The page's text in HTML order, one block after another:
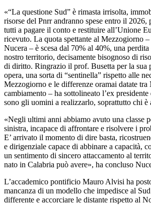
«“La questione Sud” è rimasta irrisolta,
risorse del Pnrr andranno spese entro il 2026,
tutti a pagare il conto e restituire all’Unione
ricevuto. La quota spettante al Mezzogiorno
Nucera – è scesa dal 70% al 40%, una
nostro territorio, decisamente bisognoso di
di diritto. Ringrazio il prof. Busetta per la sua
opera, una sorta di “sentinella” rispetto alle
Mezzogiorno e le differenze oramai datate
cambiamento – ha sottolineato l’ex
sono gli uomini a realizzarlo, soprattutto chi è
«Negli ultimi anni abbiamo avuto una classe
sinistra, incapace di affrontare e risolvere i
E’ arrivato il momento di dire basta,
e dirigenziale capace di abbinare a capacità,
un sentimento di sincero attaccamento al
nato in Calabria può avere», ha concluso
L’accademico pontificio Mauro Alvisi ha
mancanza di un modello che impedisce al
differente e accorciare le distante rispetto al